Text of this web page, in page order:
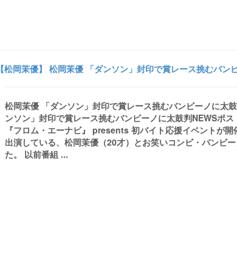
【松岡茉優】 松岡茉優 「ダンソン」封印で賞レース挑むバ
松岡茉優 「ダンソン」封印で賞レース挑むバンビーノに太
ンソン」封印で賞レース挑むバンビーノに太鼓判NEWSポ
『フロム・エーナビ』 presents 初バイト応援イベントが
出演している、松岡茉優（20才）とお笑いコンビ・バンビ
た。 以前番組 ...